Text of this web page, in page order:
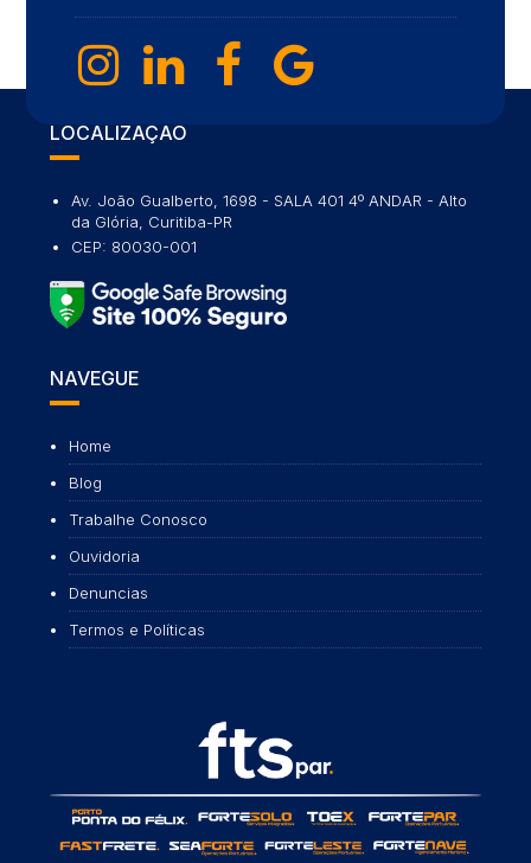
LOCALIZAÇÃO
Av. João Gualberto, 1698 - SALA 401 4º ANDAR - Alto
da Glória, Curitiba-PR
CEP: 80030-001
NAVEGUE
Home
Blog
Trabalhe Conosco
Ouvidoria
Denuncias
Termos e Políticas